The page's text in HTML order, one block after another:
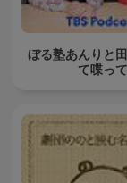
ぼる塾あんりと
て喋って